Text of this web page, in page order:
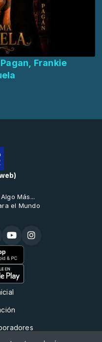
Frankie
Más...
el Mundo